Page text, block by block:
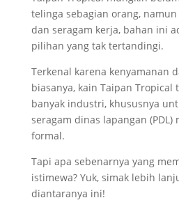
telinga sebagian orang,
dan seragam kerja, bahan ini
pilihan yang tak tertandingi.
Terkenal karena kenyamanan
biasanya, kain Taipan
banyak industri, khususnya
seragam dinas lapangan (PDL)
formal.
Tapi apa sebenarnya yang
istimewa? Yuk, simak lebih
diantaranya ini!